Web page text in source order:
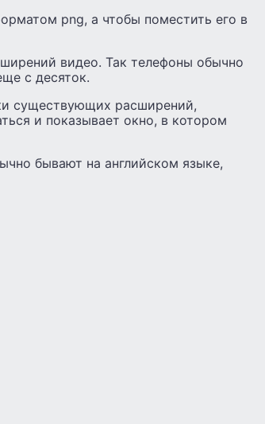
png, а чтобы поместить его в
видео. Так телефоны обычно
с десяток.
существующих расширений,
и показывает окно, в котором
бывают на английском языке,